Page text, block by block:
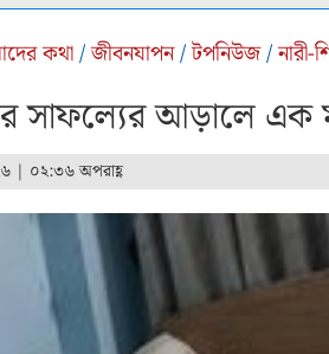
কথা/জীবনযাপন/টপনিউজ/নারী-
সাফল্যের আড়ালে এক
| ০২:৩৬ অপরাহ্ণ